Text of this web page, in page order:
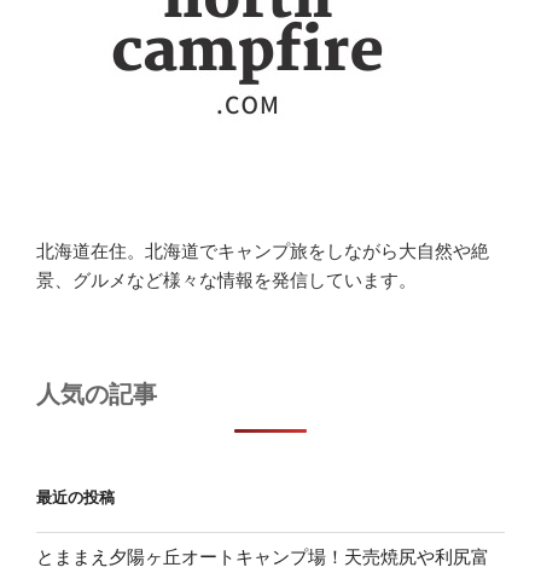
北海道在住。北海道でキャンプ旅をしながら大自然や絶
景、グルメなど様々な情報を発信しています。
人気の記事
最近の投稿
とままえ夕陽ヶ丘オートキャンプ場！天売焼尻や利尻富